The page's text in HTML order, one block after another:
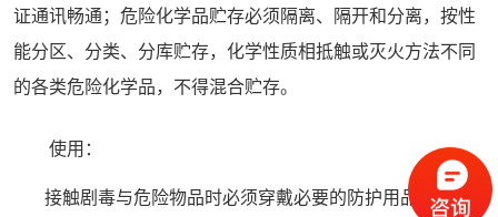
证通讯畅通；危险化学品贮存必须隔离、隔开和分离，按性
能分区、分类、分库贮存，化学性质相抵触或灭火方法不同
的各类危险化学品，不得混合贮存。
使用：
接触剧毒与危险物品时必须穿戴必要的防护用品严格实